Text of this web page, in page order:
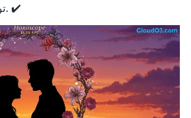
توصیه‌های کلیدی توجه کنید. ✔️